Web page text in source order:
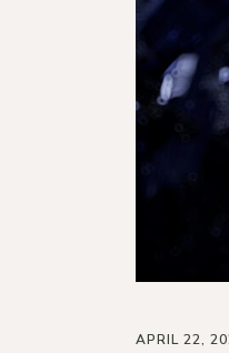
APRIL 22,